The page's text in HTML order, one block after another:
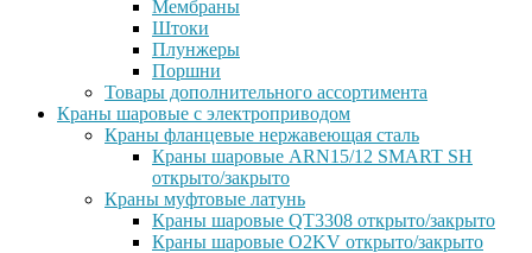
Мембраны
Штоки
Плунжеры
Поршни
Товары дополнительного ассортимента
Краны шаровые с электроприводом
Краны фланцевые нержавеющая сталь
Краны шаровые ARN15/12 SMART SH
открыто/закрыто
Краны муфтовые латунь
Краны шаровые QT3308 открыто/закрыто
Краны шаровые O2KV открыто/закрыто